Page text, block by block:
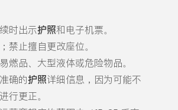
时出示护照和电子机票。
禁止擅自更改座位。
燃品、大型液体或危险物品。
确的护照详细信息，因为可能不
行更正。